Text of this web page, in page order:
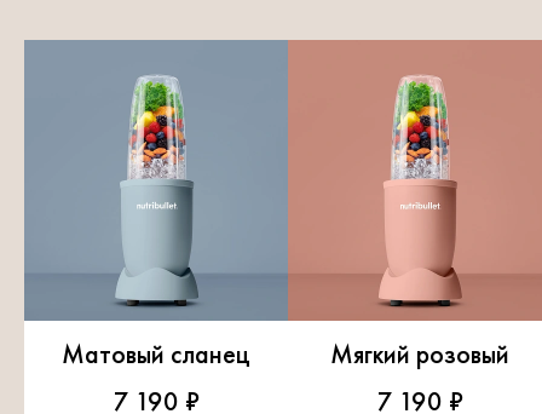
Матовый сланец
7 190 ₽
Мягкий розовый
7 190 ₽